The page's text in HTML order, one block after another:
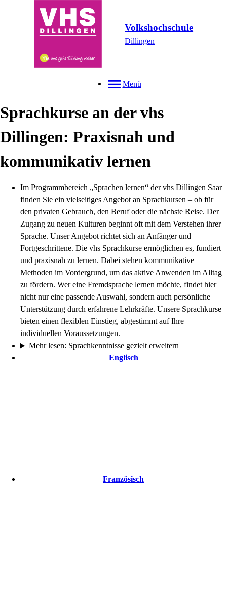
Volkshochschule
Dillingen
Menü
Sprachkurse an der vhs
Dillingen: Praxisnah und
kommunikativ lernen
Im Programmbereich „Sprachen lernen“ der vhs Dillingen Saar
finden Sie ein vielseitiges Angebot an Sprachkursen – ob für
den privaten Gebrauch, den Beruf oder die nächste Reise. Der
Zugang zu neuen Kulturen beginnt oft mit dem Verstehen ihrer
Sprache. Unser Angebot richtet sich an Anfänger und
Fortgeschrittene. Die vhs Sprachkurse ermöglichen es, fundiert
und praxisnah zu lernen. Dabei stehen kommunikative
Methoden im Vordergrund, um das aktive Anwenden im Alltag
zu fördern. Wer eine Fremdsprache lernen möchte, findet hier
nicht nur eine passende Auswahl, sondern auch persönliche
Unterstützung durch erfahrene Lehrkräfte. Unsere Sprachkurse
bieten einen flexiblen Einstieg, abgestimmt auf Ihre
individuellen Voraussetzungen.
Mehr lesen: Sprachkenntnisse gezielt erweitern
Englisch
Französisch